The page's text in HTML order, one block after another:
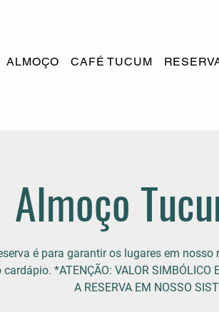
ALMOÇO CAFÉ TUCUM
Almoço
é para garantir os lugares em nosso
*ATENÇÃO: VALOR SIMBÓLICO
A RESERVA EM NOSSO